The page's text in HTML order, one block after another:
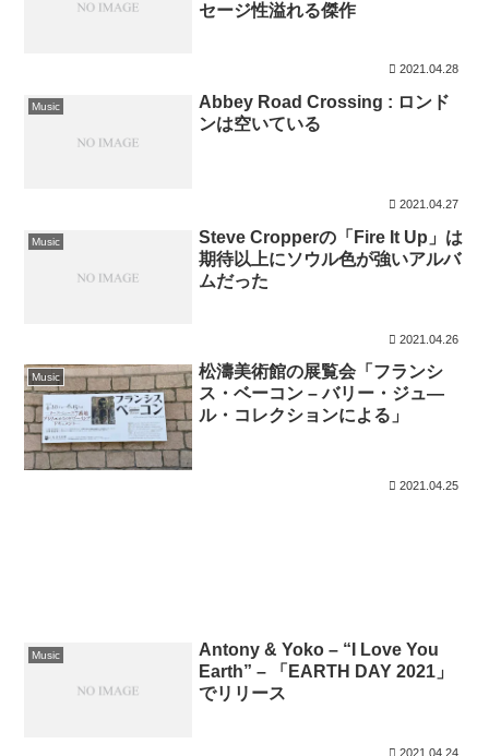
セージ性溢れる傑作
2021.04.28
Music
Abbey Road Crossing : ロンド
ンは空いている
2021.04.27
Music
Steve Cropperの「Fire It Up」は
期待以上にソウル色が強いアルバ
ムだった
2021.04.26
Music
松濤美術館の展覧会「フランシ
ス・ベーコン – バリー・ジュ―
ル・コレクションによる」
2021.04.25
Music
Antony & Yoko – “I Love You
Earth” – 「EARTH DAY 2021」
でリリース
2021.04.24